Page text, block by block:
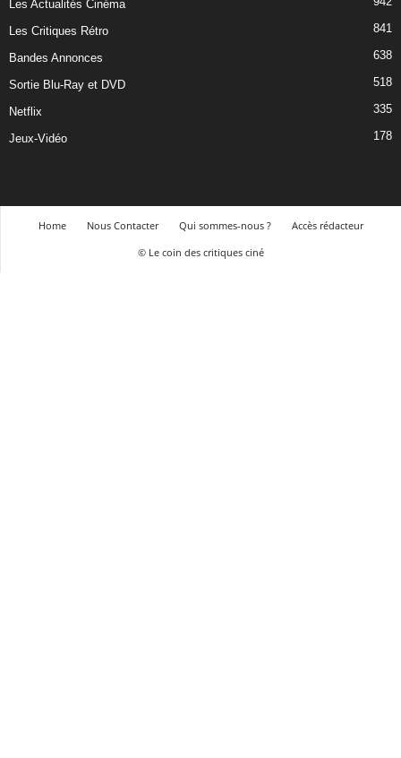
Les Actualités Cinéma
Les Critiques Rétro 841
Bandes Annonces 638
Sortie Blu-Ray et DVD 518
Netflix 335
Jeux-Vidéo 178
Home Nous Contacter Qui sommes-nous ?
Accès rédacteur
© Le coin des critiques ciné